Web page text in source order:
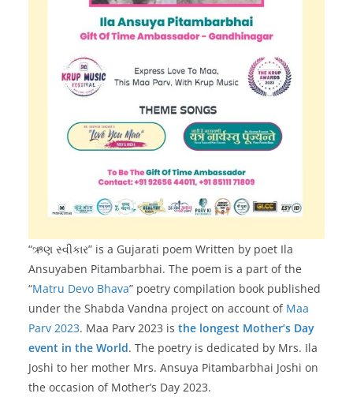
“ઋણ સ્વીકાર” is a Gujarati poem Written by poet Ila
Ansuyaben Pitambarbhai. The poem is a part of the
“Matru Devo Bhava” poetry compilation book published
under the Shabda Vandna project on account of Maa
Parv 2023. Maa Parv 2023 is the longest Mother’s Day
event in the World. The poetry is dedicated by Mrs. Ila
Joshi to her mother Mrs. Ansuya Pitambarbhai Joshi on
the occasion of Mother’s Day 2023.